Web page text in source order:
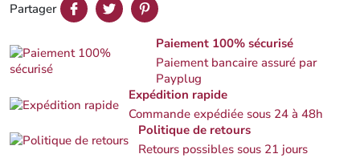
Partager
Paiement 100% sécurisé
Paiement bancaire assuré par
Payplug
Expédition rapide
Commande expédiée sous 24 à 48h
Politique de retours
Retours possibles sous 21 jours